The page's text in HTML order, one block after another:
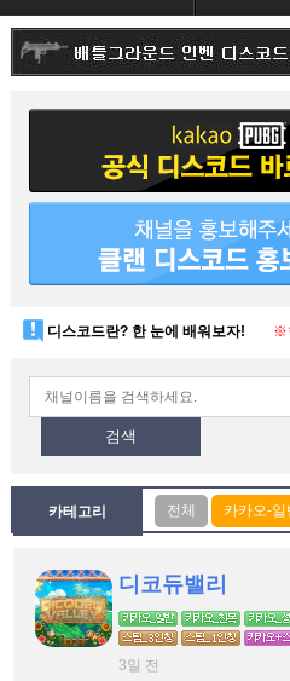
디스코드란? 한 눈에 배워보자! ※
검색
카테고리
디코듀밸리
3일 전